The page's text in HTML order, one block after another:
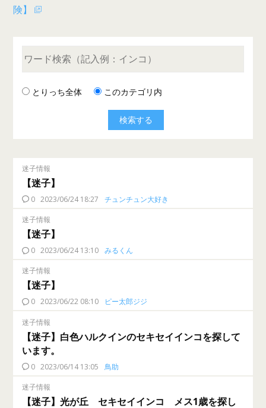
険】
とりっち全体 このカテゴリ内
迷子情報
【迷子】
0 2023/06/24 18:27 チュンチュン大好き
迷子情報
【迷子】
0 2023/06/24 13:10 みるくん
迷子情報
【迷子】
0 2023/06/22 08:10 ピー太郎ジジ
迷子情報
【迷子】白色ハルクインのセキセイインコを探して
います。
0 2023/06/14 13:05 鳥助
迷子情報
【迷子】光が丘 セキセイインコ メス1歳を探し